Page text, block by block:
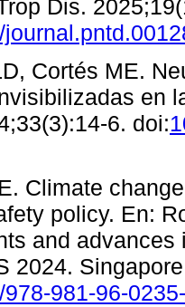
Dis.
Cortés ME.
en
6. doi:
Climate
policy. En:
and
2024.
981-96-